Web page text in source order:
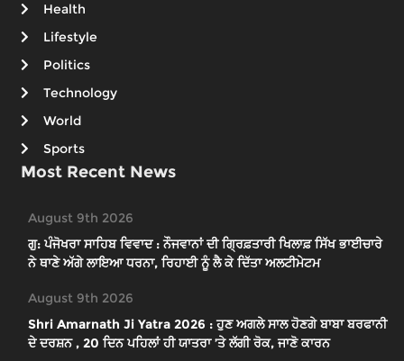
Health
Lifestyle
Politics
Technology
World
Sports
Most Recent News
August 9th 2026
ਗੁ: ਪੰਜੋਖਰਾ ਸਾਹਿਬ ਵਿਵਾਦ : ਨੌਜਵਾਨਾਂ ਦੀ ਗ੍ਰਿਫ਼ਤਾਰੀ ਖਿਲਾਫ਼ ਸਿੱਖ ਭਾਈਚਾਰੇ
ਨੇ ਥਾਣੇ ਅੱਗੇ ਲਾਇਆ ਧਰਨਾ, ਰਿਹਾਈ ਨੂੰ ਲੈ ਕੇ ਦਿੱਤਾ ਅਲਟੀਮੇਟਮ
August 9th 2026
Shri Amarnath Ji Yatra 2026 : ਹੁਣ ਅਗਲੇ ਸਾਲ ਹੋਣਗੇ ਬਾਬਾ ਬਰਫਾਨੀ
ਦੇ ਦਰਸ਼ਨ , 20 ਦਿਨ ਪਹਿਲਾਂ ਹੀ ਯਾਤਰਾ ’ਤੇ ਲੱਗੀ ਰੋਕ, ਜਾਣੋ ਕਾਰਨ